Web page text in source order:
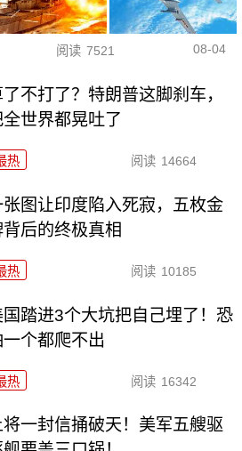
阅读 7521 08-04
不打了？特朗普这脚刹车，
全世界都晃吐了
热 阅读 14664
张图让印度陷入死寂，五枚金
背后的终极真相
热 阅读 10185
国踏进3个大坑把自己埋了！恐
一个都爬不出
热 阅读 16342
将一封信捅破天！美军五艘驱